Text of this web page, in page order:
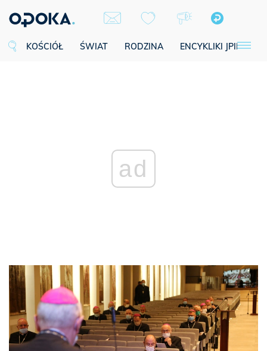
KOŚCIÓŁ ŚWIAT RODZINA ENCYKLIKI JPII
ad